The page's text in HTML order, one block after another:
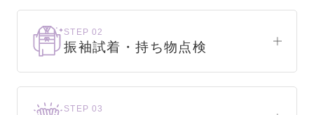
まずはお気軽にご来店ください。
STEP 02
振袖試着・持ち物点検
お気に入りの振袖が見つかるまで、何着でも
STEP 03